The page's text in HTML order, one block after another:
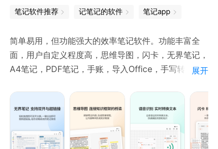
反馈，也可关注官方公众号、登录官网与帮助中心获取
笔记软件推荐 记笔记的软件 笔记app
简单易用，但功能强大的效率笔记软件。功能丰富全
面，用户自定义程度高，思维导图，闪卡，无界笔记，
A4笔记，PDF笔记，手账，导入Office，手写转文
【笔记形式多样】有无界笔记、普通笔记、PDF笔记、
手账，支持导入PDF、PPT、Doc、JPEG、PNG等多
种文件格式插入，GIF、图片、音频、超链接等多种常
见内容，多种纸张模版和封面选择，可自定义纸张模
展开